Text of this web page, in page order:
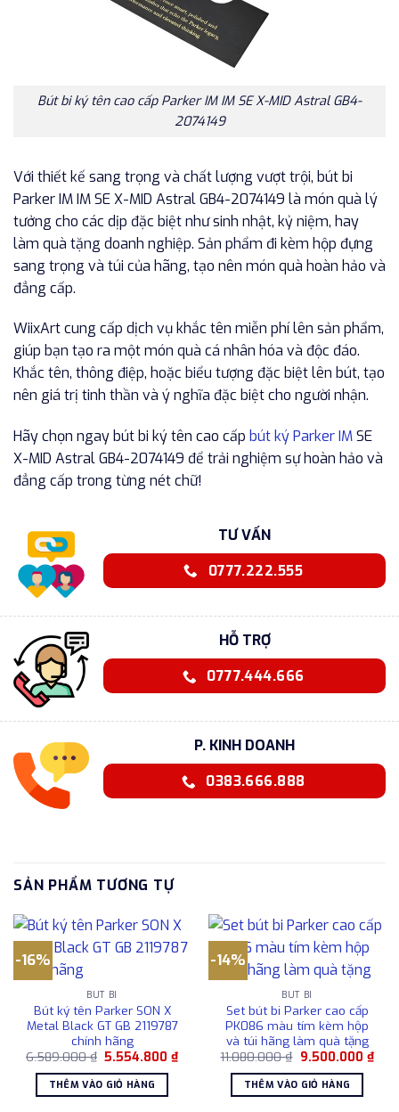
Bút bi ký tên cao cấp Parker IM IM SE X-MID Astral GB4-
2074149
Với thiết kế sang trọng và chất lượng vượt trội, bút bi
Parker IM IM SE X-MID Astral GB4-2074149 là món quà lý
tưởng cho các dịp đặc biệt như sinh nhật, kỷ niệm, hay
làm quà tặng doanh nghiệp. Sản phẩm đi kèm hộp đựng
sang trọng và túi của hãng, tạo nên món quà hoàn hảo và
đẳng cấp.
WiixArt cung cấp dịch vụ khắc tên miễn phí lên sản phẩm,
giúp bạn tạo ra một món quà cá nhân hóa và độc đáo.
Khắc tên, thông điệp, hoặc biểu tượng đặc biệt lên bút, tạo
nên giá trị tinh thần và ý nghĩa đặc biệt cho người nhận.
Hãy chọn ngay bút bi ký tên cao cấp bút ký Parker IMSE
X-MID Astral GB4-2074149 để trải nghiệm sự hoàn hảo và
đẳng cấp trong từng nét chữ!
TƯ VẤN
0777.222.555
HỖ TRỢ
0777.444.666
P. KINH DOANH
0383.666.888
SẢN PHẨM TƯƠNG TỰ
-16%
BÚT BI
Bút ký tên Parker SON X
Metal Black GT GB 2119787
chính hãng
6.589.000₫ Giá
là:
6.589.000 ₫.
5.554.800₫Giá
hiện
5.554.800 ₫.
THÊM VÀO GIỎ HÀNG
-14%
BÚT BI
Set bút bi Parker cao cấp
PK086 màu tím kèm hộp
và túi hãng làm quà tặng
11.080.000₫ Giá
là:
11.080.000 ₫.
9.500.000 ₫Giá
hiện
THÊM VÀO GIỎ HÀNG